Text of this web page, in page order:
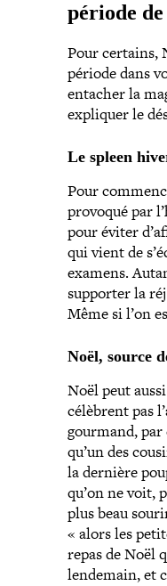
période de
Pour certains,
période dans
entacher la
expliquer le
Le spleen
Pour
provoqué par
pour éviter
qui vient de
examens.
supporter la
Même si l’on
Noël, source
Noël peut
célèbrent pas
gourmand, par
qu’un des
la dernière
qu’on ne voit,
plus beau
« alors les
repas de Noël
lendemain, et